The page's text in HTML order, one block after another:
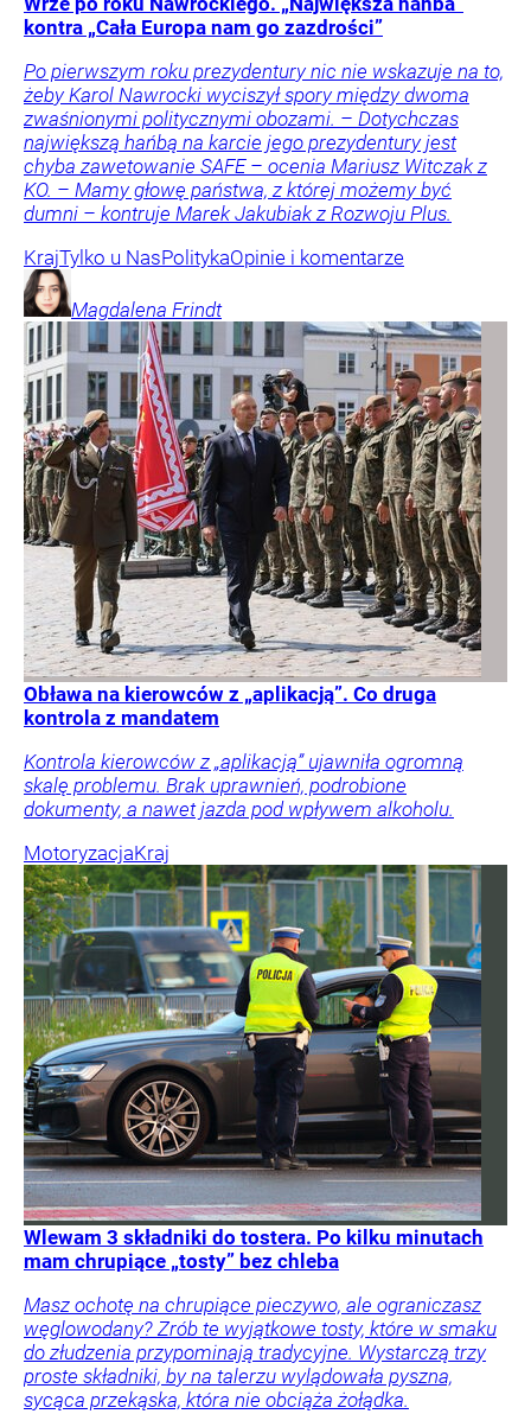
kontra „Cała Europa nam go zazdrości”
Po pierwszym roku prezydentury nic nie wskazuje na to,
żeby Karol Nawrocki wyciszył spory między dwoma
zwaśnionymi politycznymi obozami. – Dotychczas
największą hańbą na karcie jego prezydentury jest
chyba zawetowanie SAFE – ocenia Mariusz Witczak z
KO. – Mamy głowę państwa, z której możemy być
dumni – kontruje Marek Jakubiak z Rozwoju Plus.
KrajTylko u NasPolitykaOpinie i komentarze
Magdalena Frindt
Obława na kierowców z „aplikacją”. Co druga
kontrola z mandatem
Kontrola kierowców z „aplikacją” ujawniła ogromną
skalę problemu. Brak uprawnień, podrobione
dokumenty, a nawet jazda pod wpływem alkoholu.
MotoryzacjaKraj
Wlewam 3 składniki do tostera. Po kilku minutach
mam chrupiące „tosty” bez chleba
Masz ochotę na chrupiące pieczywo, ale ograniczasz
węglowodany? Zrób te wyjątkowe tosty, które w smaku
do złudzenia przypominają tradycyjne. Wystarczą trzy
proste składniki, by na talerzu wylądowała pyszna,
sycąca przekąska, która nie obciąża żołądka.